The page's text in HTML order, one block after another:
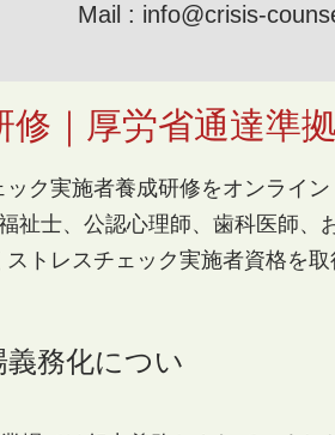
Mail : info@crisis-
｜厚労省通達準
ク実施者養成研修をオンライ
祉士、公認心理師、歯科医師、
トレスチェック実施者資格を
義務化につい